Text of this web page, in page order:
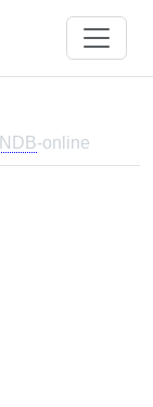
NDB-online